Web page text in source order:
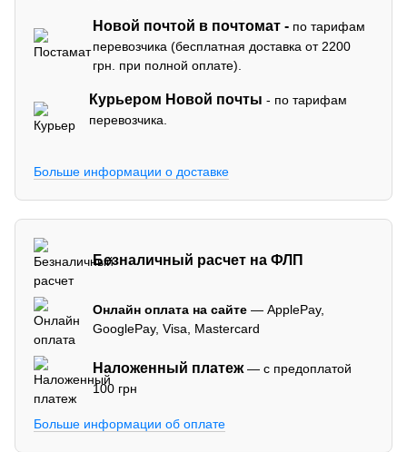
Новой почтой в почтомат - по тарифам
перевозчика (бесплатная доставка от 2200
грн. при полной оплате).
Курьером Новой почты - по тарифам
перевозчика.
Больше информации о доставке
Безналичный расчет на ФЛП
Онлайн оплата на сайте — ApplePay,
GooglePay, Visa, Mastercard
Наложенный платеж— с предоплатой
100 грн
Больше информации об оплате